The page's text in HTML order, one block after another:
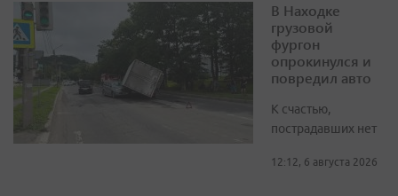
В Находке
грузовой
фургон
опрокинулся и
повредил авто
К счастью,
пострадавших нет
12:12, 6 августа 2026